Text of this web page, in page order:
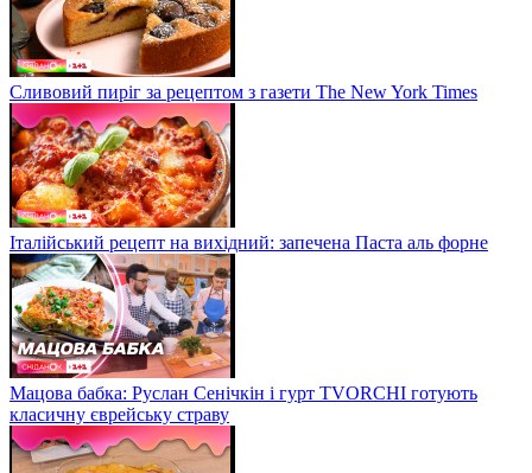
Сливовий пиріг за рецептом з газети The New York Times
Італійський рецепт на вихідний: запечена Паста аль форне
Мацова бабка: Руслан Сенічкін і гурт TVORCHI готують
класичну єврейську страву